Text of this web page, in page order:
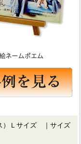
）Ｌサイズ ｜サイズ